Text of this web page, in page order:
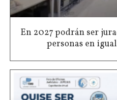
En 2027 podrán ser
personas en